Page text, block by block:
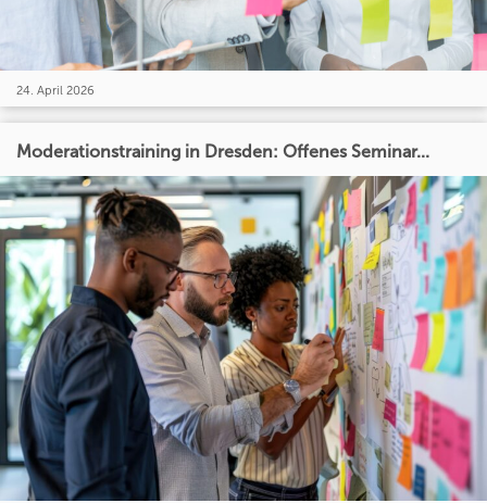
24. April 2026
Moderationstraining in Dresden: Offenes Seminar...